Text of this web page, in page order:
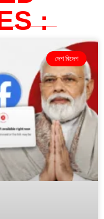
:
দেশ বিদেশ